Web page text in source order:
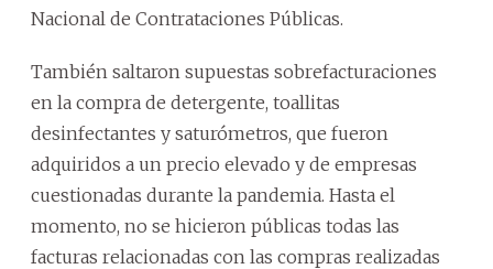
Nacional de Contrataciones Públicas.
También saltaron supuestas sobrefacturaciones
en la compra de detergente, toallitas
desinfectantes y saturómetros, que fueron
adquiridos a un precio elevado y de empresas
cuestionadas durante la pandemia. Hasta el
momento, no se hicieron públicas todas las
facturas relacionadas con las compras realizadas